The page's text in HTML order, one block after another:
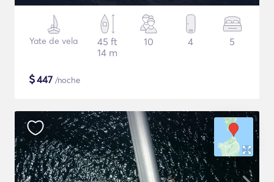
Yate de vela
45 ft
14 m
10 4 5
$447 /noche